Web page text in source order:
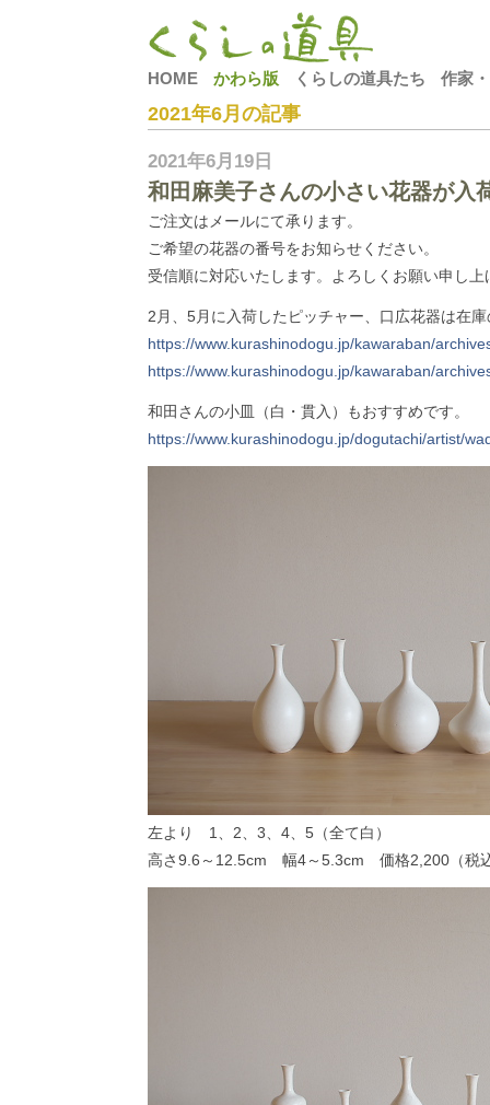
HOME かわら版 くらしの道具たち 作家
2021年6月の記事
2021年6月19日
和田麻美子さんの小さい花器が入
ご注文はメールにて承ります。
ご希望の花器の番号をお知らせください。
受信順に対応いたします。よろしくお願い申し上
2月、5月に入荷したピッチャー、口広花器は在
https://www.kurashinodogu.jp/kawaraban/
https://www.kurashinodogu.jp/kawaraban/
和田さんの小皿（白・貫入）もおすすめです。
https://www.kurashinodogu.jp/dogutachi/artist/
左より 1、2、3、4、5（全て白）
高さ9.6～12.5cm 幅4～5.3cm 価格2,200（税